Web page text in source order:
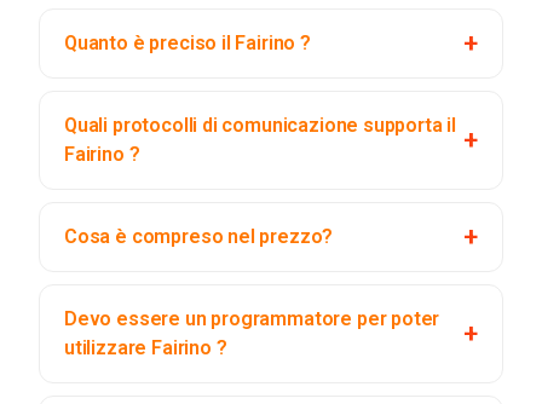
Quanto è preciso il Fairino ?
Quali protocolli di comunicazione supporta il
Fairino ?
Cosa è compreso nel prezzo?
Devo essere un programmatore per poter
utilizzare Fairino ?